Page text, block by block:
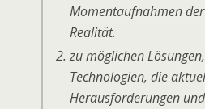
Momentaufnahmen
Realität.
zu möglichen
Technologien, die
Herausforderungen